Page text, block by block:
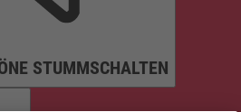
STUMMSCHALTEN